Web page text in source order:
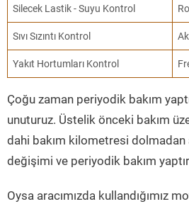
Silecek Lastik - Suyu Kontrol
Sıvı Sızıntı Kontrol
Yakıt Hortumları Kontrol
Çoğu zaman periyodik bakım
unuturuz. Üstelik önceki bakım
dahi bakım kilometresi dolmadan
değişimi ve periyodik bakım
Oysa aracımızda kullandığımız